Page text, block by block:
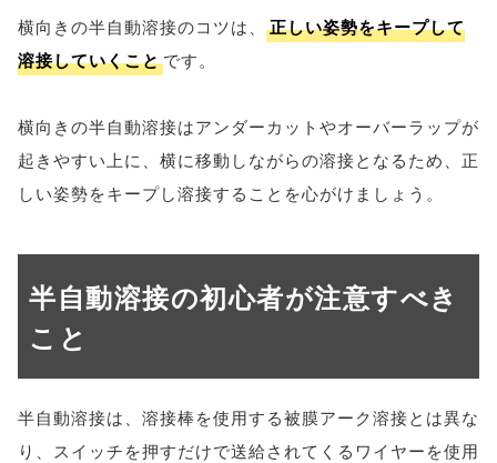
横向きの半自動溶接のコツは、
正しい姿勢をキープして
溶接していくことです。
横向きの半自動溶接はアンダーカットやオーバーラップが
起きやすい上に、横に移動しながらの溶接となるため、正
しい姿勢をキープし溶接することを心がけましょう。
半自動溶接の初心者が注意すべき
こと
半自動溶接は、溶接棒を使用する被膜アーク溶接とは異な
り、スイッチを押すだけで送給されてくるワイヤーを使用